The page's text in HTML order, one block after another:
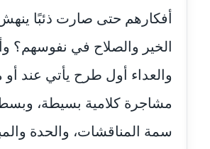
مدونة امل محمود
عاملة
مدونة أمل منشاوي
موقوف
عاملة
أفكارهم حتى صارت ذئبًا
الخير والصلاح في نفوسهم؟
والعداء أول طرح يأتي عند
مشاجرة كلامية بسيطة،
سمة المناقشات، والحدة